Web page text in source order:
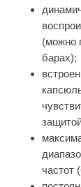
(можно
барах);
частот